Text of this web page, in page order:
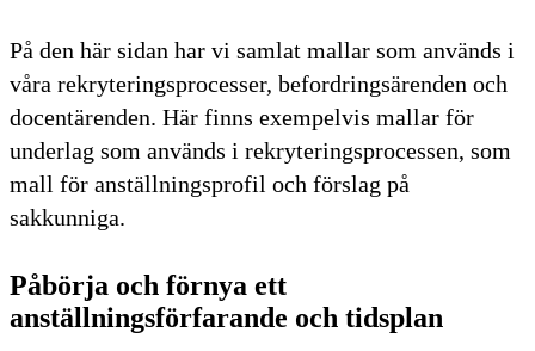
På den här sidan har vi samlat mallar som används i
våra rekryteringsprocesser, befordringsärenden och
docentärenden. Här finns exempelvis mallar för
underlag som används i rekryteringsprocessen, som
mall för anställningsprofil och förslag på
sakkunniga.
Påbörja och förnya ett
anställningsförfarande och tidsplan